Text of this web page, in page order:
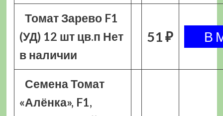
Томат Зарево F1
(УД) 12 шт цв.п Нет
в наличии
51 ₽
Семена Томат
«Алёнка», F1,